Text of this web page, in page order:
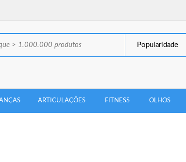
Popularidade
ARTICULAÇÕES FITNESS OLHOS